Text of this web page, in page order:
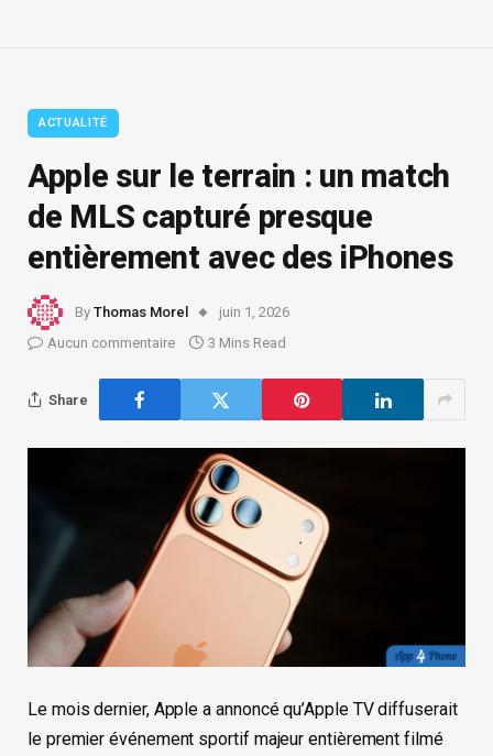
ACTUALITÉ
Apple sur le terrain : un match
de MLS capturé presque
entièrement avec des iPhones
By Thomas Morel
juin 1, 2026
Aucun commentaire
3 Mins Read
Share
Le mois dernier, Apple a annoncé qu’Apple TV diffuserait
le premier événement sportif majeur entièrement filmé